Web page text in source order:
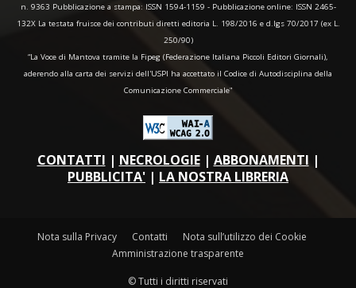
n. 9363 Pubblicazione a stampa: ISSN 1594-1159 - Pubblicazione online: ISSN 2465-
132X La testata fruisce dei contributi diretti editoria L. 198/2016 e d.lgs 70/2017 (ex L.
250/90)
“La Voce di Mantova tramite la Fipeg (Federazione Italiana Piccoli Editori Giornali),
aderendo alla carta dei servizi dell'USPI ha accettato il Codice di Autodisciplina della
Comunicazione Commerciale"
CONTATTI | NECROLOGIE| ABBONAMENTI |
PUBBLICITA' | LA NOSTRA LIBRERIA
Nota sulla Privacy Contatti
Nota sull’utilizzo dei Cookie
Amministrazione trasparente
© Tutti i diritti riservati